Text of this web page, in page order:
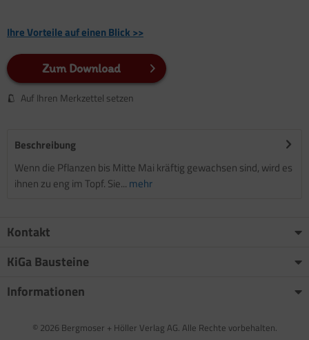
Ihre Vorteile auf einen Blick >>
Zum Download
Auf Ihren Merkzettel setzen
Beschreibung
Wenn die Pflanzen bis Mitte Mai kräftig gewachsen sind, wird es
ihnen zu eng im Topf. Sie... mehr
Kontakt
KiGa Bausteine
Informationen
© 2026 Bergmoser + Höller Verlag AG. Alle Rechte vorbehalten.